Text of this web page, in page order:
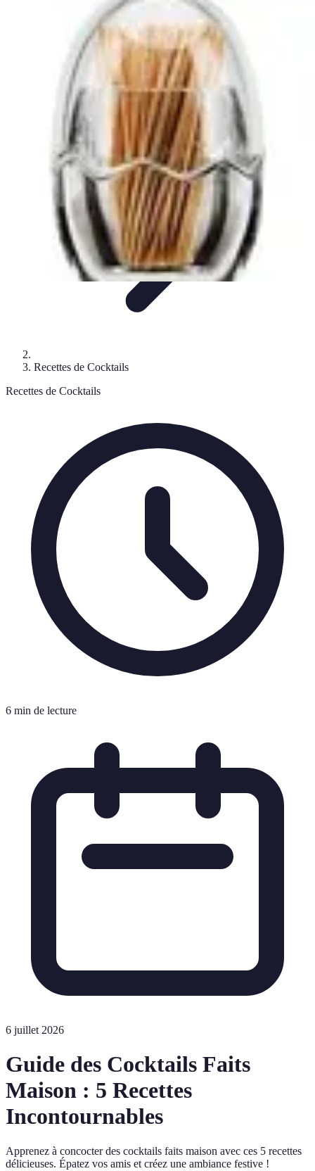
L'Art de la MixologieIngrédients et RecettesRecettes
Tendances
Guide des Cocktails
Recettes de Cocktails
Recettes de Cocktails
6 min de lecture
6 juillet 2026
Guide des Cocktails Faits
Maison : 5 Recettes
Incontournables
Apprenez à concocter des cocktails faits maison avec ces 5 recettes
délicieuses. Épatez vos amis et créez une ambiance festive !